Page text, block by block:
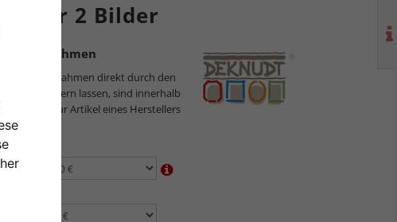
für 2 Bilder
Galerierahmen
die Bilderrahmen direkt durch den
ausliefern lassen, sind innerhalb
Auftrags nur Artikel eines Herstellers
wählen: